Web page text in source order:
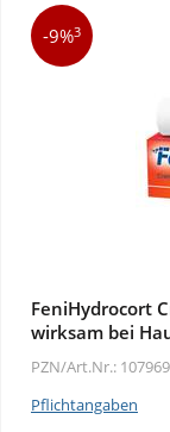
-9%3
FeniHydrocort
wirksam bei
PZN/Art.Nr.:
Pflichtangaben